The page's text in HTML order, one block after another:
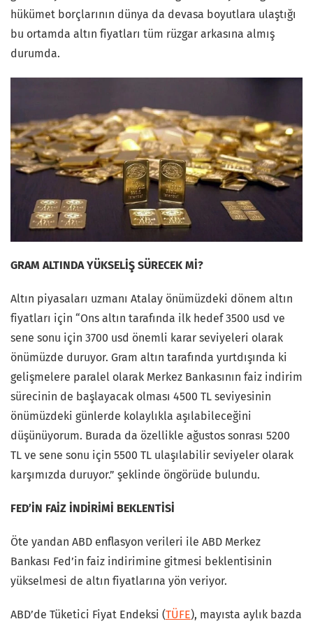
hükümet borçlarının dünya da devasa boyutlara ulaştığı
bu ortamda altın fiyatları tüm rüzgar arkasına almış
durumda.
GRAM ALTINDA YÜKSELİŞ SÜRECEK Mİ?
Altın piyasaları uzmanı Atalay önümüzdeki dönem altın
fiyatları için “Ons altın tarafında ilk hedef 3500 usd ve
sene sonu için 3700 usd önemli karar seviyeleri olarak
önümüzde duruyor. Gram altın tarafında yurtdışında ki
gelişmelere paralel olarak Merkez Bankasının faiz indirim
sürecinin de başlayacak olması 4500 TL seviyesinin
önümüzdeki günlerde kolaylıkla aşılabileceğini
düşünüyorum. Burada da özellikle ağustos sonrası 5200
TL ve sene sonu için 5500 TL ulaşılabilir seviyeler olarak
karşımızda duruyor.” şeklinde öngörüde bulundu.
FED’İN FAİZ İNDİRİMİ BEKLENTİSİ
Öte yandan ABD enflasyon verileri ile ABD Merkez
Bankası Fed’in faiz indirimine gitmesi beklentisinin
yükselmesi de altın fiyatlarına yön veriyor.
ABD’de Tüketici Fiyat Endeksi (TÜFE), mayısta aylık bazda